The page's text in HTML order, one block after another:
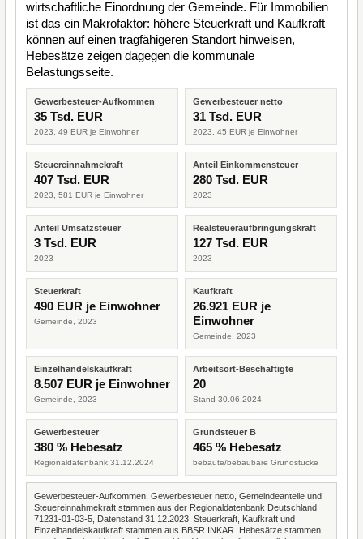
wirtschaftliche Einordnung der Gemeinde. Für Immobilien
ist das ein Makrofaktor: höhere Steuerkraft und Kaufkraft
können auf einen tragfähigeren Standort hinweisen,
Hebesätze zeigen dagegen die kommunale
Belastungsseite.
Gewerbesteuer-Aufkommen
35 Tsd. EUR
2023, 49 EUR je Einwohner
Gewerbesteuer netto
31 Tsd. EUR
2023, 45 EUR je Einwohner
Steuereinnahmekraft
407 Tsd. EUR
2023, 581 EUR je Einwohner
Anteil Einkommensteuer
280 Tsd. EUR
2023
Anteil Umsatzsteuer
3 Tsd. EUR
2023
Realsteueraufbringungskraft
127 Tsd. EUR
2023
Steuerkraft
490 EUR je Einwohner
Gemeinde, 2023
Kaufkraft
26.921 EUR je
Einwohner
Gemeinde, 2023
Einzelhandelskaufkraft
8.507 EUR je Einwohner
Gemeinde, 2023
Arbeitsort-Beschäftigte
20
Stand 30.06.2024
Gewerbesteuer
380 % Hebesatz
Regionaldatenbank 31.12.2024
Grundsteuer B
465 % Hebesatz
bebaute/bebaubare Grundstücke
Gewerbesteuer-Aufkommen, Gewerbesteuer netto, Gemeindeanteile und
Steuereinnahmekraft stammen aus der Regionaldatenbank Deutschland
71231-01-03-5, Datenstand 31.12.2023. Steuerkraft, Kaufkraft und
Einzelhandelskaufkraft stammen aus BBSR INKAR. Hebesätze stammen